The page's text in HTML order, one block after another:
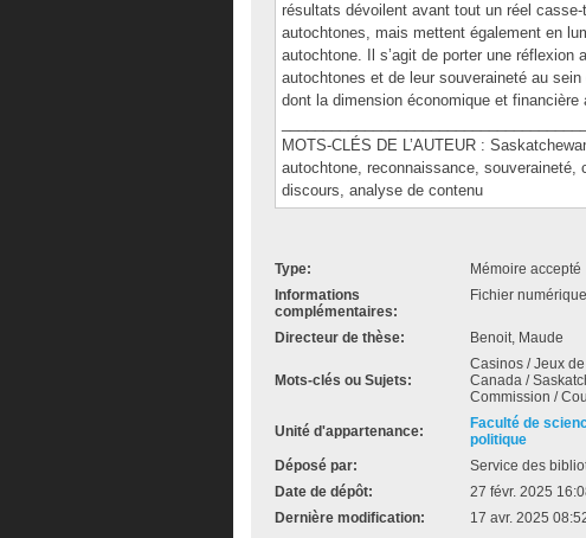
résultats dévoilent avant tout un réel
autochtones, mais mettent également en
autochtone. Il s’agit de porter une réflexion
autochtones et de leur souveraineté au
dont la dimension économique et financière
MOTS-CLÉS DE L’AUTEUR :
autochtone, reconnaissance,
discours, analyse de contenu
Type:
Mémoire accepté
Informations
complémentaires:
Fichier
Directeur de thèse: Benoit, Maude
Mots-clés ou Sujets:
Casinos / Jeux
Canada /
Commission /
Unité d'appartenance:
Faculté de
politique
Déposé par:
Service des
Date de dépôt:
27 févr. 2025
Dernière modification:
17 avr. 2025